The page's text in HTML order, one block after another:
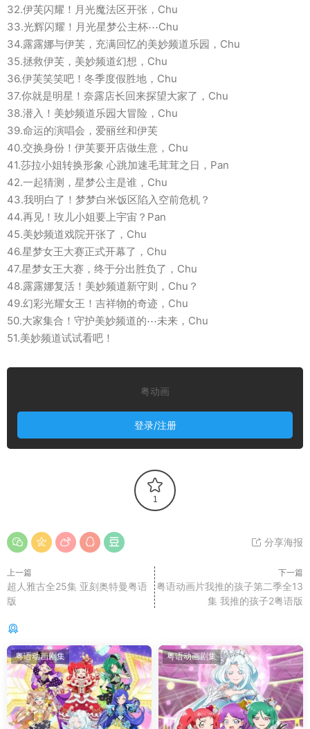
32.伊芙闪耀！月光魔法区开张，Chu
33.光辉闪耀！月光星梦公主杯⋯Chu
34.露露娜与伊芙，充满回忆的美妙频道乐园，Chu
35.拯救伊芙，美妙频道幻想，Chu
36.伊芙笑笑吧！冬季度假胜地，Chu
37.你就是明星！奈露店长回来探望大家了，Chu
38.潜入！美妙频道乐园大冒险，Chu
39.命运的演唱会，爱丽丝和伊芙
40.交换身份！伊芙要开店做生意，Chu
41.莎拉小姐转换形象 心跳加速毛茸茸之日，Pan
42.一起猜测，星梦公主是谁，Chu
43.我明白了！梦梦白米饭区陷入空前危机？
44.再见！玫儿小姐要上宇宙？Pan
45.美妙频道戏院开张了，Chu
46.星梦女王大赛正式开幕了，Chu
47.星梦女王大赛，终于分出胜负了，Chu
48.露露娜复活！美妙频道新守则，Chu？
49.幻彩光耀女王！吉祥物的奇迹，Chu
50.大家集合！守护美妙频道的⋯未来，Chu
51.美妙频道试试看吧！
粤动画
登录/注册
1
分享海报
上一篇
超人雅古全25集 亚刻奥特曼粤语
版
下一篇
粤语动画片我推的孩子第二季全13
集 我推的孩子2粤语版
粤语动画剧集 粤语动画剧集